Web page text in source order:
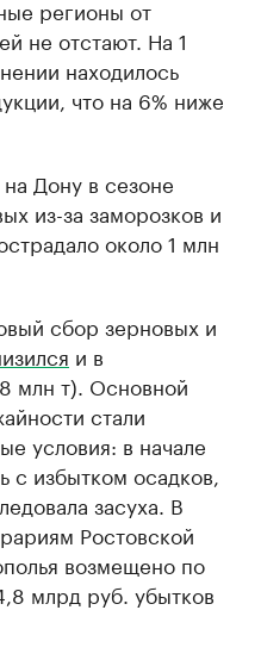
регионы от
не отстают. На 1
находилось
что на 6% ниже
, на Дону в сезоне
из-за заморозков и
около 1 млн
сбор зерновых и
и в
млн т). Основной
стали
условия: в начале
с избытком осадков,
засуха. В
Ростовской
возмещено по
млрд руб. убытков